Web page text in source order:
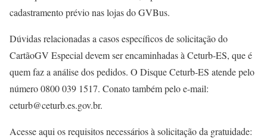
cadastramento prévio nas lojas do GVBus.
Dúvidas relacionadas a casos específicos de solicitação do
CartãoGV Especial devem ser encaminhadas à Ceturb-ES, que é
quem faz a análise dos pedidos. O Disque Ceturb-ES atende pelo
número 0800 039 1517. Conato também pelo e-mail:
ceturb@ceturb.es.gov.br.
Acesse aqui os requisitos necessários à solicitação da gratuidade: